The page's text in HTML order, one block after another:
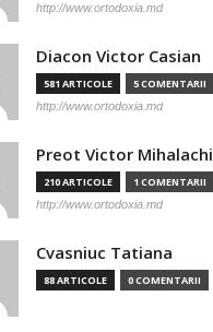
http://www.ortodoxia.md
Diacon Victor Casian
581 ARTICOLE 5 COMENTARII
http://www.ortodoxia.md
Preot Victor Mihalachi
210 ARTICOLE 1 COMENTARII
http://www.ortodoxia.md
Cvasniuc Tatiana
88 ARTICOLE 0 COMENTARII